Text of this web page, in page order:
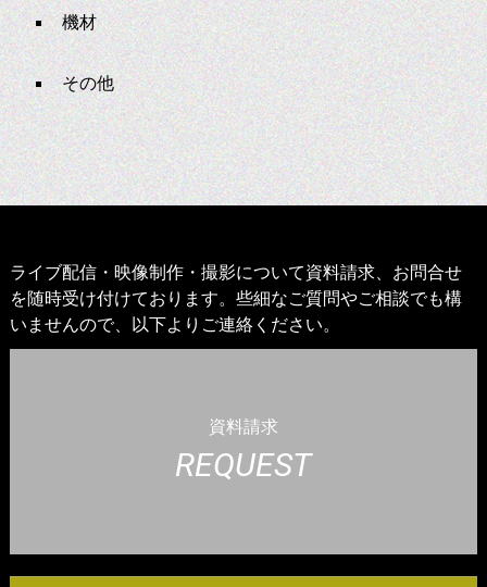
機材
その他
ライブ配信・映像制作・撮影について資料請求、お問合せ
を随時受け付けております。些細なご質問やご相談でも構
いませんので、以下よりご連絡ください。
資料請求
REQUEST